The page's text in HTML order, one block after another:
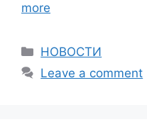
more
Categories
НОВОСТИ
Leave a comment